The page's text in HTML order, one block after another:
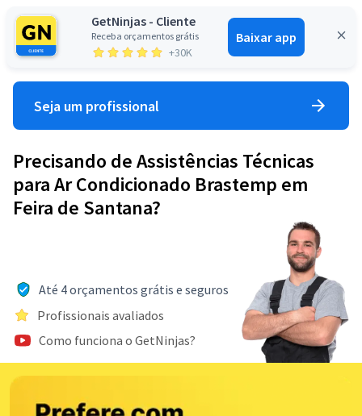
GetNinjas - Cliente
Receba orçamentos grátis
+30K
Baixar app
Entrar
Seja um profissional
Precisando de Assistências Técnicas
para Ar Condicionado Brastemp em
Feira de Santana?
Até 4 orçamentos grátis e seguros
Profissionais avaliados
Como funciona o GetNinjas?